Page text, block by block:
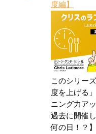
度編】
このシリー
度を上げる
ニング力ア
過去に開催
何の日！？